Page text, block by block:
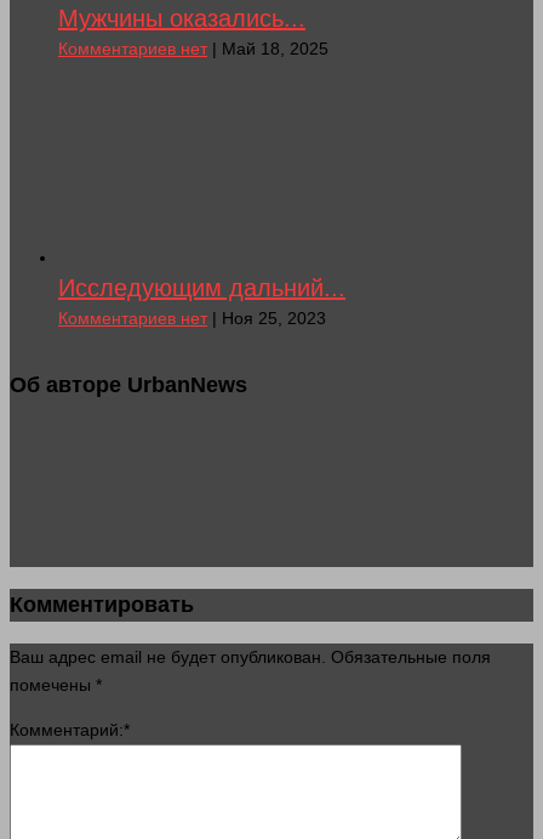
Мужчины оказались...
Комментариев нет| Май 18, 2025
Исследующим дальний...
Комментариев нет| Ноя 25, 2023
Об авторе UrbanNews
Комментировать
Ваш адрес email не будет опубликован. Обязательные поля
помечены *
Комментарий:*